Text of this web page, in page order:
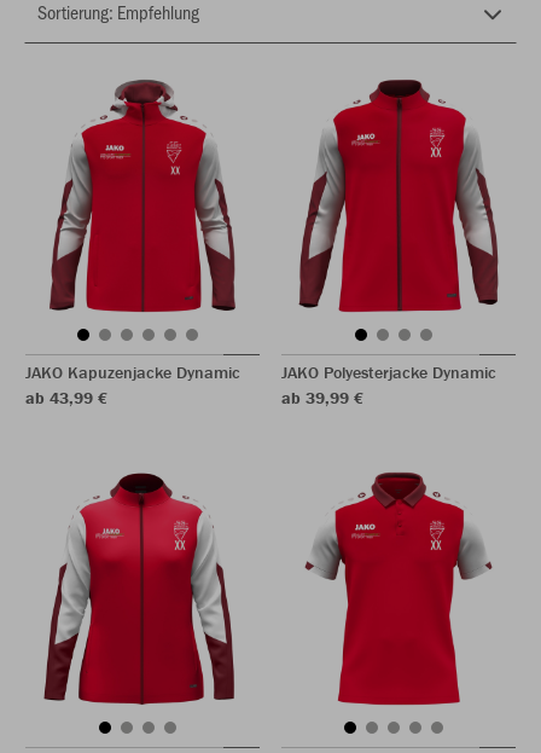
JAKO Kapuzenjacke Dynamic
ab 43,99 €
JAKO Polyesterjacke Dynamic
ab 39,99 €